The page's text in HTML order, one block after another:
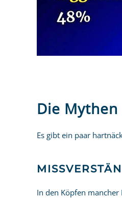
Die
Es gibt ein paar
In den Köpfen